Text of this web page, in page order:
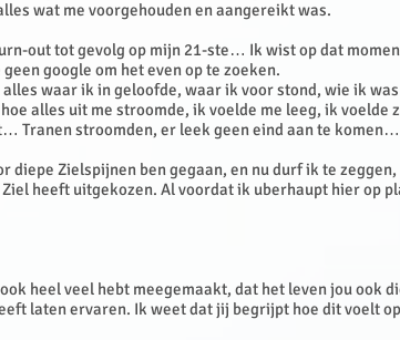
wat me voorgehouden en aangereikt was.
out tot gevolg op mijn 21-ste… Ik wist op dat
google om het even op te zoeken.
waar ik in geloofde, waar ik voor stond, wie ik
alles uit me stroomde, ik voelde me leeg, ik voelde
Tranen stroomden, er leek geen eind aan te komen…
diepe Zielspijnen ben gegaan, en nu durf ik te zeggen,
heeft uitgekozen. Al voordat ik uberhaupt hier op
heel veel hebt meegemaakt, dat het leven jou ook
laten ervaren. Ik weet dat jij begrijpt hoe dit voelt